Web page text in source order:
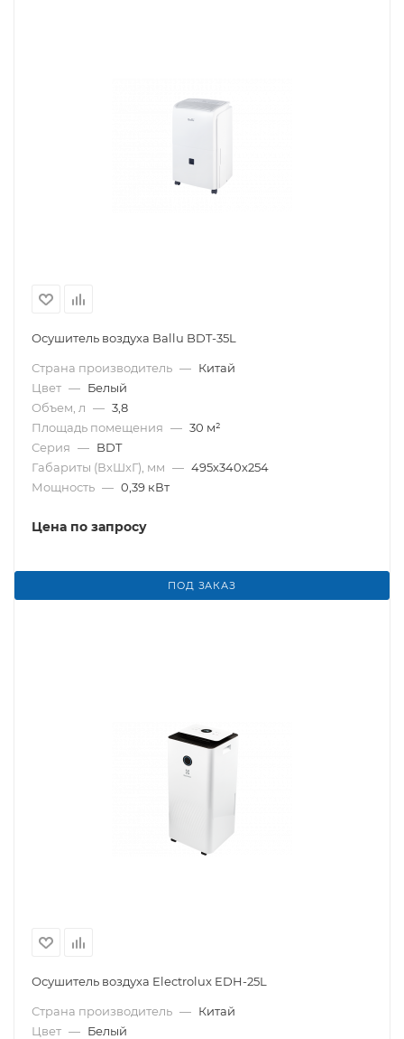
Осушитель воздуха Ballu BDT-35L
Страна производитель — Китай
Цвет — Белый
Объем, л — 3,8
Площадь помещения — 30 м²
Серия — BDT
Габариты (ВхШхГ), мм — 495х340х254
Мощность — 0,39 кВт
Цена по запросу
ПОД ЗАКАЗ
Осушитель воздуха Electrolux EDH-25L
Страна производитель — Китай
Цвет — Белый